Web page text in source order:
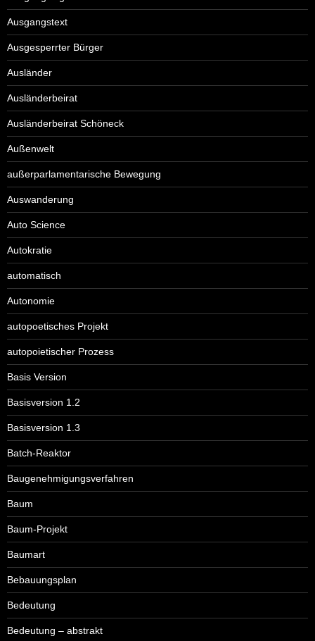
Ausgangstext
Ausgesperrter Bürger
Ausländer
Ausländerbeirat
Ausländerbeirat Schöneck
Außenwelt
außerparlamentarische Bewegung
Auswanderung
Auto Science
Autokratie
automatisch
Autonomie
autopoetisches Projekt
autopoietischer Prozess
Basis Version
Basisversion 1.2
Basisversion 1.3
Batch-Reaktor
Baugenehmigungsverfahren
Baum
Baum-Projekt
Baumart
Bebauungsplan
Bedeutung
Bedeutung – abstrakt